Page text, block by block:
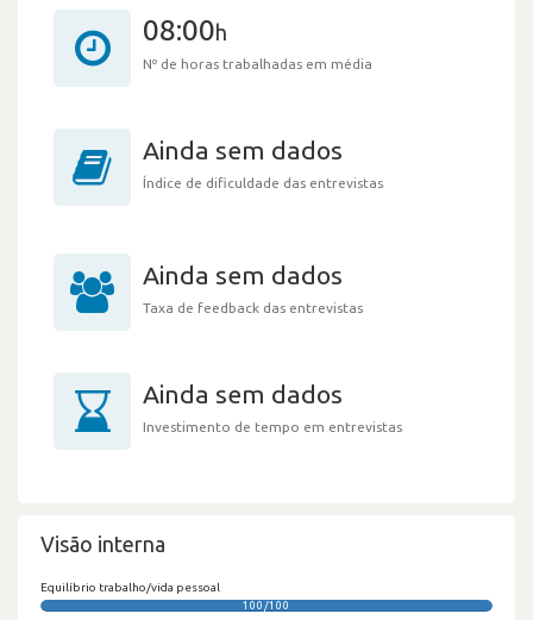
08:00h
Nº de horas trabalhadas em média
Ainda sem dados
Índice de dificuldade das entrevistas
Ainda sem dados
Taxa de feedback das entrevistas
Ainda sem dados
Investimento de tempo em entrevistas
Visão interna
Equilíbrio trabalho/vida pessoal
100/100